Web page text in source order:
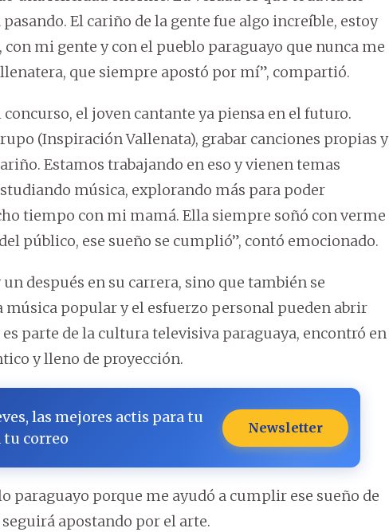
El cariño de la gente fue algo increíble, estoy
mi gente y con el pueblo paraguayo que nunca me
que siempre apostó por mí”, compartió.
concurso, el joven cantante ya piensa en el futuro.
(Inspiración Vallenata), grabar canciones propias y
Estamos trabajando en eso y vienen temas
música, explorando más para poder
tiempo con mi mamá. Ella siempre soñó con verme
público, ese sueño se cumplió”, contó emocionado.
después en su carrera, sino que también se
popular y el esfuerzo personal pueden abrir
parte de la cultura televisiva paraguaya, encontró en
y lleno de proyección.
las mejores actis para tu
correo
Newsletter
paraguayo porque me ayudó a cumplir ese sueño de
apostando por el arte.